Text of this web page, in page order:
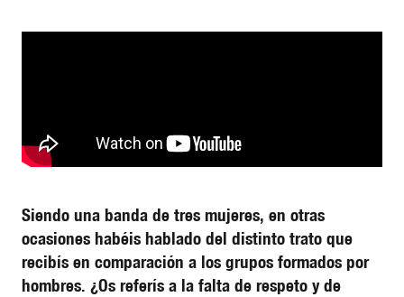
Siendo una banda de tres mujeres, en otras
ocasiones habéis hablado del distinto trato que
recibís en comparación a los grupos formados por
hombres. ¿Os referís a la falta de respeto y de